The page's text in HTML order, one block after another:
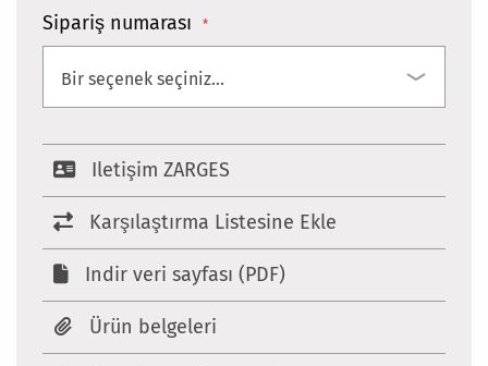
Sipariş numarası
Iletişim ZARGES
Karşılaştırma Listesine Ekle
Indir veri sayfası (PDF)
Ürün belgeleri